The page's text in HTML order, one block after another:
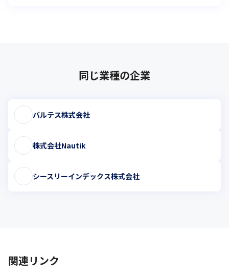
同じ業種の企業
バルテス株式会社
株式会社Nautik
シースリーインデックス株式会社
関連リンク